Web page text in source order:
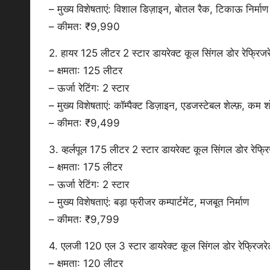
– मुख्य विशेषताएं: विशाल डिज़ाइन, बोतल रैक, टिकाऊ निर्माण
– कीमत: ₹9,990
2. हायर 125 लीटर 2 स्टार डायरेक्ट कूल सिंगल डोर
– क्षमता: 125 लीटर
– ऊर्जा रेटिंग: 2 स्टार
– मुख्य विशेषताएं: कॉम्पैक्ट डिज़ाइन, एडजस्टेबल शेल्फ़, कम
– कीमत: ₹9,499
3. व्हर्लपूल 175 लीटर 2 स्टार डायरेक्ट कूल सिंगल डोर
– क्षमता: 175 लीटर
– ऊर्जा रेटिंग: 2 स्टार
– मुख्य विशेषताएं: बड़ा फ्रीजर कम्पार्टमेंट, मजबूत निर्माण
– कीमत: ₹9,799
4. एलजी 120 एल 3 स्टार डायरेक्ट कूल सिंगल डोर
– क्षमता: 120 लीटर